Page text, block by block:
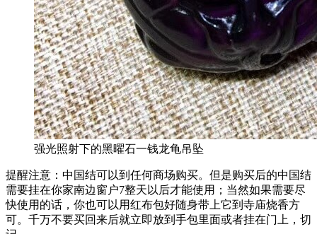
强光照射下的黑曜石一钱龙龟吊坠
提醒注意：中国结可以到任何商场购买。但是购买后的中国结
需要挂在你家南边窗户7整天以后才能使用；当然如果需要尽
快使用的话，你也可以用红布包好随身带上它到寺庙烧香方
可。千万不要买回来后就立即放到手包里面或者挂在门上，切